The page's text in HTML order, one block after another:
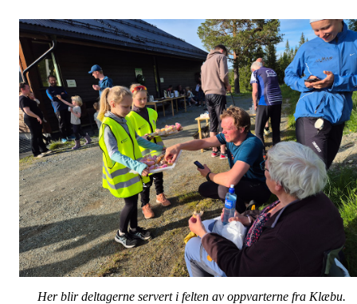
Her blir deltagerne servert i felten av oppvarterne fra Klæbu.